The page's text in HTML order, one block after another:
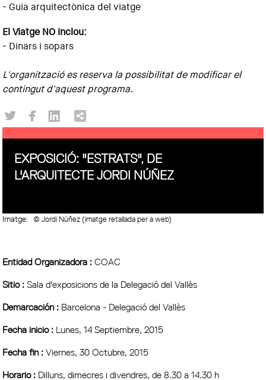
- Guia arquitectònica del viatge
El Viatge NO inclou:
- Dinars i sopars
L'organització es reserva la possibilitat de modificar el
contingut d'aquest programa.
EXPOSICIÓ: "ESTRATS", DE
L'ARQUITECTE JORDI NÚÑEZ
Imatge: © Jordi Núñez (imatge retallada per a web)
Entidad Organizadora :COAC
Sitio :Sala d'exposicions de la Delegació del Vallès
Demarcación : Barcelona - Delegació del Vallès
Fecha inicio : Lunes, 14 Septiembre, 2015
Fecha fin :Viernes, 30 Octubre, 2015
Horario : Dilluns, dimecres i divendres, de 8.30 a 14.30 h